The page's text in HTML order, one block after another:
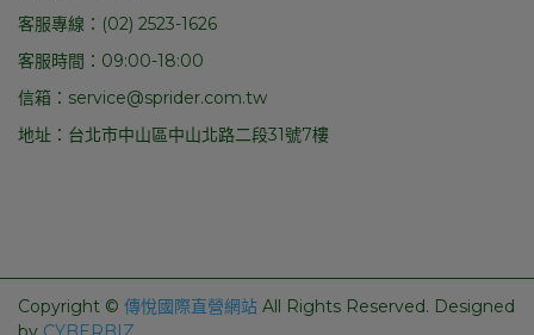
客服專線：(02) 2523-1626
客服時間：09:00-18:00
信箱：service@sprider.com.tw
地址：台北市中山區中山北路二段31號7樓
Copyright © 傳悅國際直營網站 All Rights Reserved. Designed